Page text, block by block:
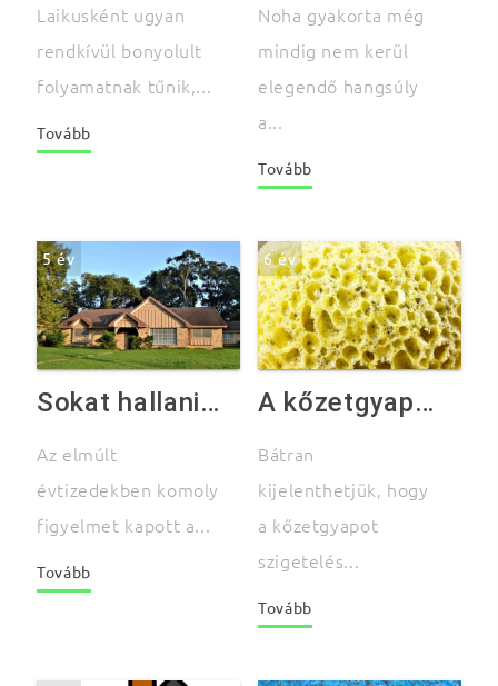
Laikusként ugyan
rendkívül bonyolult
folyamatnak tűnik,...
Tovább
Noha gyakorta még
mindig nem kerül
elegendő hangsúly
a...
Tovább
5 év
Sokat hallani a passzívház tervezés nehézségeiről
Az elmúlt
évtizedekben komoly
figyelmet kapott a...
Tovább
6 év
A kőzetgyapot szigetelés előnyeiről és hátrányairól – őszintén
Bátran
kijelenthetjük, hogy
a kőzetgyapot
szigetelés...
Tovább